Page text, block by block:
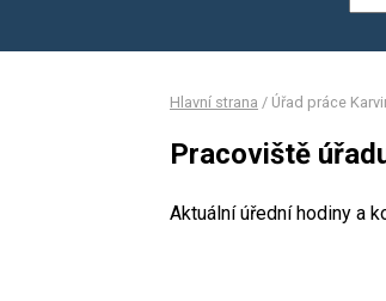
Hlavní strana / Úřad práce
Pracoviště
Aktuální úřední hodiny a